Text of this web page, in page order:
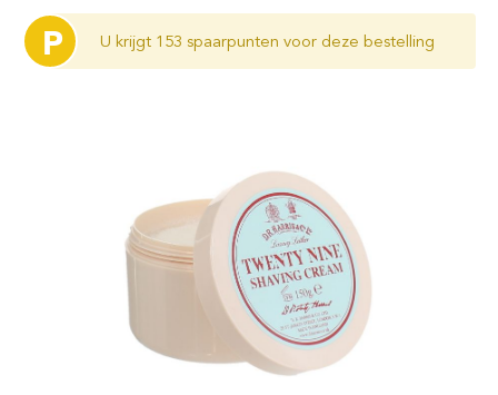
P U krijgt 153 spaarpunten voor deze bestelling